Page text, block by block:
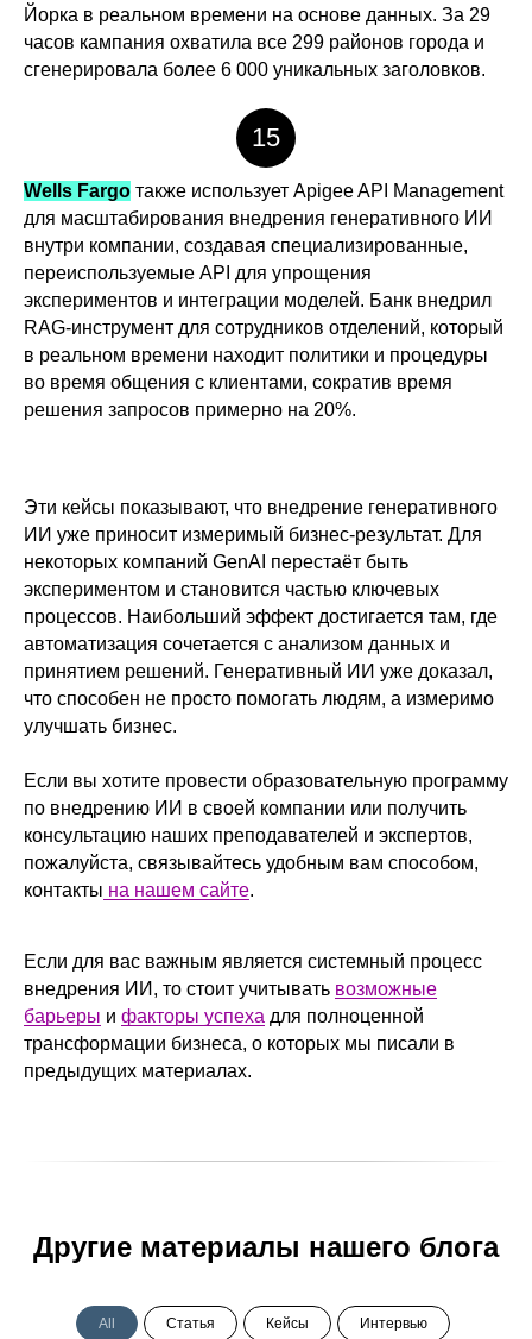
Йорка в реальном времени на основе данных. За 29
часов кампания охватила все 299 районов города и
сгенерировала более 6 000 уникальных заголовков.
15
Wells Fargo также использует Apigee API Management
для масштабирования внедрения генеративного ИИ
внутри компании, создавая специализированные,
переиспользуемые API для упрощения
экспериментов и интеграции моделей. Банк внедрил
RAG-инструмент для сотрудников отделений, который
в реальном времени находит политики и процедуры
во время общения с клиентами, сократив время
решения запросов примерно на 20%.
Эти кейсы показывают, что внедрение генеративного
ИИ уже приносит измеримый бизнес-результат. Для
некоторых компаний GenAI перестаёт быть
экспериментом и становится частью ключевых
процессов. Наибольший эффект достигается там, где
автоматизация сочетается с анализом данных и
принятием решений. Генеративный ИИ уже доказал,
что способен не просто помогать людям, а измеримо
улучшать бизнес.
Если вы хотите провести образовательную программу
по внедрению ИИ в своей компании или получить
консультацию наших преподавателей и экспертов,
пожалуйста, связывайтесь удобным вам способом,
контакты на нашем сайте.
Если для вас важным является системный процесс
внедрения ИИ, то стоит учитывать возможные
барьеры и факторы успеха для полноценной
трансформации бизнеса, о которых мы писали в
предыдущих материалах.
Другие материалы нашего блога
All Статья Кейсы Интервью